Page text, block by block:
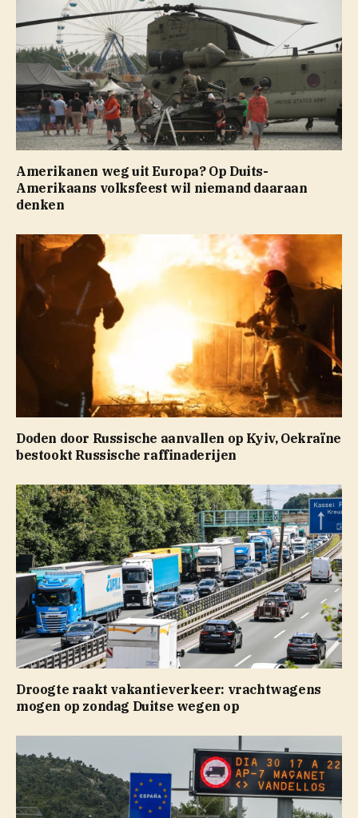
Amerikanen weg uit Europa? Op Duits-
Amerikaans volksfeest wil niemand daaraan
denken
Doden door Russische aanvallen op Kyiv, Oekraïne
bestookt Russische raffinaderijen
Droogte raakt vakantieverkeer: vrachtwagens
mogen op zondag Duitse wegen op